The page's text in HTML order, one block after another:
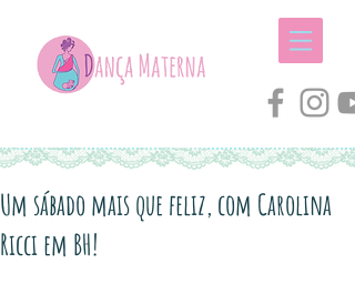
Um sábado mais que feliz, com Carolina
Ricci em BH!